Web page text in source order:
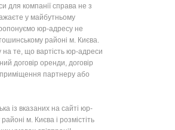
для компанії справа не з
у майбутньому
юр-адресу не
районі м. Києва.
те, що вартість юр-адреси
договір оренди, договір
партнеру або
із вказаних на сайті юр-
м. Києва і розмістіть